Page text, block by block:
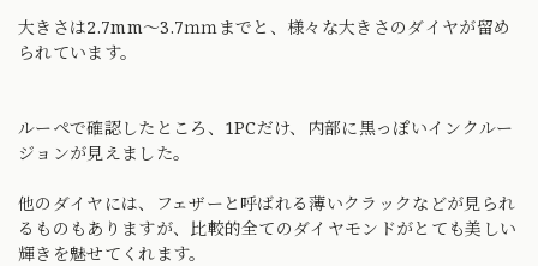
大きさは2.7mm〜3.7ｍｍまでと、様々な大きさのダイヤが留め
られています。
ルーペで確認したところ、1PCだけ、内部に黒っぽいインクルー
ジョンが見えました。
他のダイヤには、フェザーと呼ばれる薄いクラックなどが見られ
るものもありますが、比較的全てのダイヤモンドがとても美しい
輝きを魅せてくれます。